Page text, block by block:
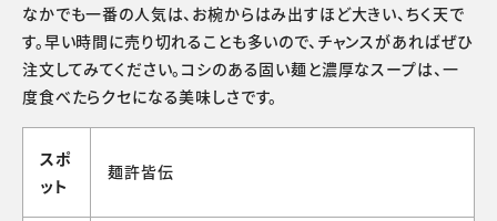
なかでも一番の人気は、お椀からはみ出すほど大きい、ちく天で
す。早い時間に売り切れることも多いので、チャンスがあればぜひ
注文してみてください。コシのある固い麺と濃厚なスープは、一
度食べたらクセになる美味しさです。
スポ
ット
麺許皆伝